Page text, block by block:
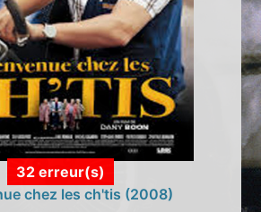
32 erreur(s)
chez les ch'tis (2008)